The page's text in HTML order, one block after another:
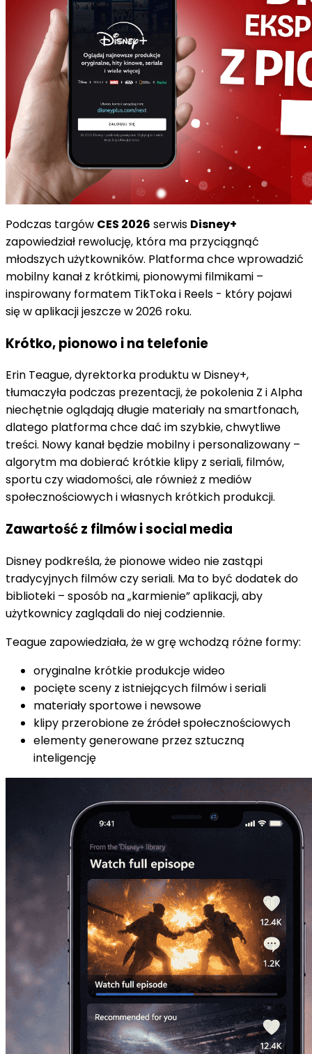
Podczas targów CES 2026 serwis Disney+
zapowiedział rewolucję, która ma przyciągnąć
młodszych użytkowników. Platforma chce wprowadzić
mobilny kanał z krótkimi, pionowymi filmikami –
inspirowany formatem TikToka i Reels - który pojawi
się w aplikacji jeszcze w 2026 roku.
Krótko, pionowo i na telefonie
Erin Teague, dyrektorka produktu w Disney+,
tłumaczyła podczas prezentacji, że pokolenia Z i Alpha
niechętnie oglądają długie materiały na smartfonach,
dlatego platforma chce dać im szybkie, chwytliwe
treści. Nowy kanał będzie mobilny i personalizowany –
algorytm ma dobierać krótkie klipy z seriali, filmów,
sportu czy wiadomości, ale również z mediów
społecznościowych i własnych krótkich produkcji.
Zawartość z filmów i social media
Disney podkreśla, że pionowe wideo nie zastąpi
tradycyjnych filmów czy seriali. Ma to być dodatek do
biblioteki – sposób na „karmienie” aplikacji, aby
użytkownicy zaglądali do niej codziennie.
Teague zapowiedziała, że w grę wchodzą różne formy:
oryginalne krótkie produkcje wideo
pocięte sceny z istniejących filmów i seriali
materiały sportowe i newsowe
klipy przerobione ze źródeł społecznościowych
elementy generowane przez sztuczną
inteligencję